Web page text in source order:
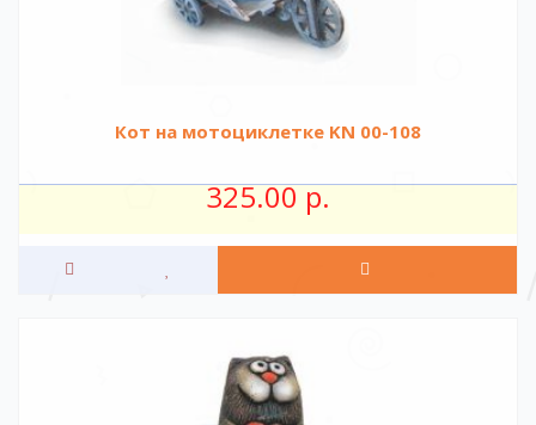
Кот на мотоциклетке KN 00-108
325.00 р.